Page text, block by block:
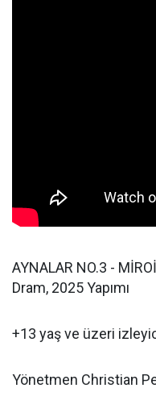
AYNALAR NO.3 -
Dram, 2025 Yapımı
+13 yaş ve üzeri
Yönetmen Christian